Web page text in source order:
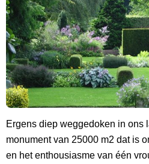
Ergens diep weggedoken in ons
monument van 25000 m2 dat is
en het enthousiasme van één